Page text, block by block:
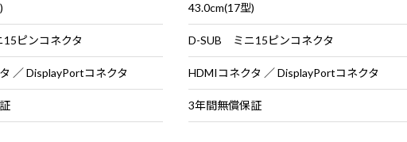
ピンコネクタ
／ DisplayPortコネクタ
43.0cm(17型)
D-SUB ミニ15ピンコネクタ
HDMIコネクタ ／ DisplayPortコネクタ
3年間無償保証